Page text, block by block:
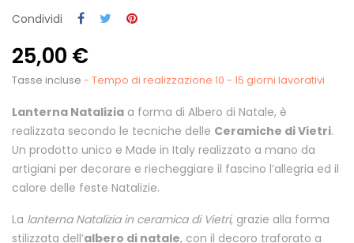
Condividi
25,00 €
Tasse incluse - Tempo di realizzazione 10 - 15 giorni lavorativi
Lanterna Natalizia a forma di Albero di Natale, è
realizzata secondo le tecniche delle Ceramiche di Vietri.
Un prodotto unico e Made in Italy realizzato a mano da
artigiani per decorare e riecheggiare il fascino l’allegria ed il
calore delle feste Natalizie.
La lanterna Natalizia in ceramica di Vietri, grazie alla forma
stilizzata dell’albero di natale, con il decoro traforato a